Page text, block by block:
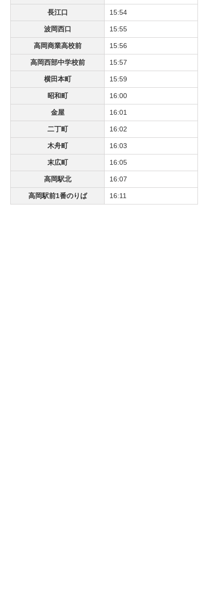
長江口 15:54
波岡西口 15:55
高岡商業高校前 15:56
高岡西部中学校前 15:57
横田本町 15:59
昭和町 16:00
金屋 16:01
二丁町 16:02
木舟町 16:03
末広町 16:05
高岡駅北 16:07
高岡駅前1番のりば 16:11